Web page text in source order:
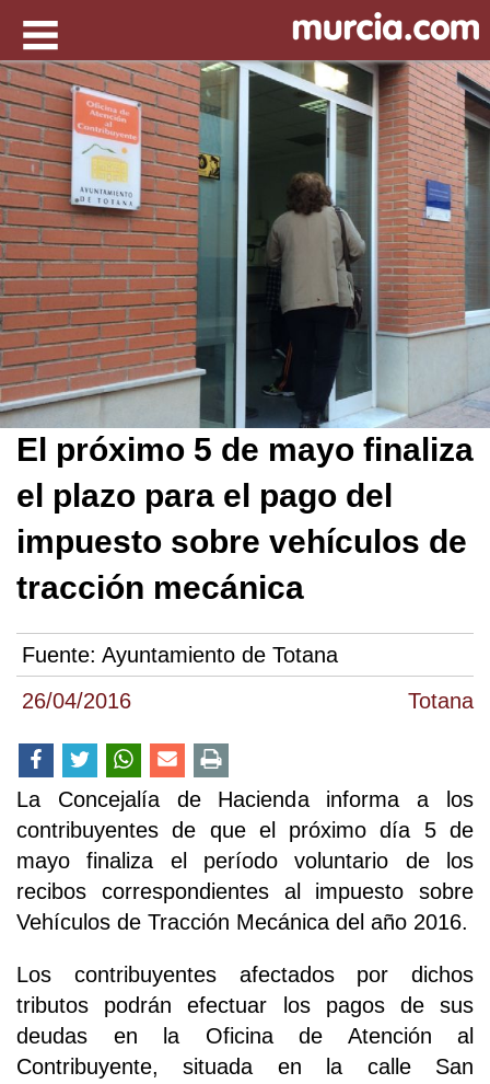
26/04/2016 Totana
El próximo 5 de mayo finaliza
el plazo para el pago del
impuesto sobre vehículos de
tracción mecánica
Fuente: Ayuntamiento de Totana
La Concejalía de Hacienda informa a los
contribuyentes de que el próximo día 5 de
mayo finaliza el período voluntario de los
recibos correspondientes al impuesto sobre
Vehículos de Tracción Mecánica del año 2016.
Los contribuyentes afectados por dichos
tributos podrán efectuar los pagos de sus
deudas en la Oficina de Atención al
Contribuyente, situada en la calle San